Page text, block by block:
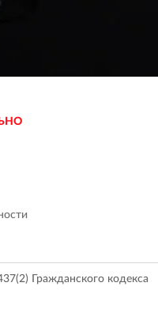
Гражданского кодекса